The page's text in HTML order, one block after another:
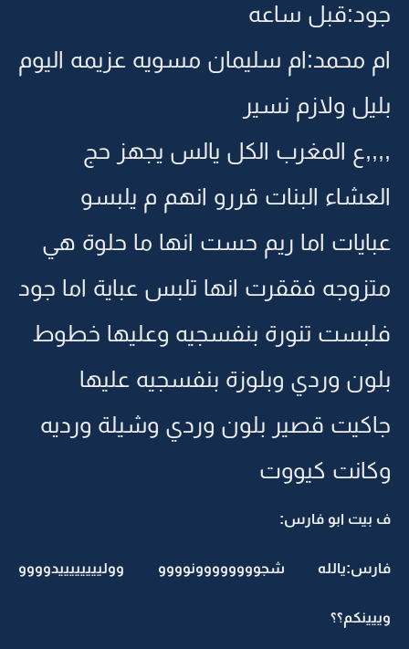
جود:قبل ساعه
ام محمد:ام سليمان مسويه عزيمه اليوم
بليل ولازم نسير
,,,,ع المغرب الكل يالس يجهز حج
العشاء البنات قررو انهم م يلبسو
عبايات اما ريم حست انها ما حلوة هي
متزوجه فققرت انها تلبس عباية اما جود
فلبست تنورة بنفسجيه وعليها خطوط
بلون وردي وبلوزة بنفسجيه عليها
جاكيت قصير بلون وردي وشيلة ورديه
وكانت كيووت
ف بيت ابو فارس:
فارس:يالله شجوووووووونوووو وولييييييييدوووو
وييينكم؟؟